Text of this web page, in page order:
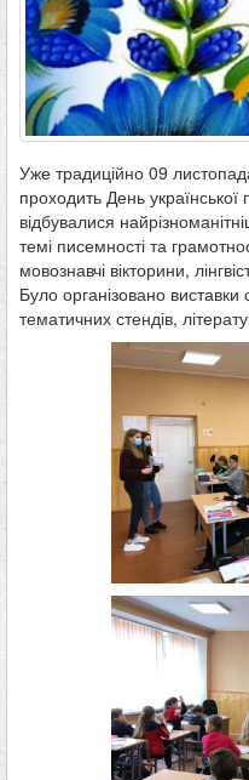
Уже традиційно 09
проходить День
відбувалися
темі писемності та
мовознавчі вікторини,
Було організовано виставки
тематичних стендів,